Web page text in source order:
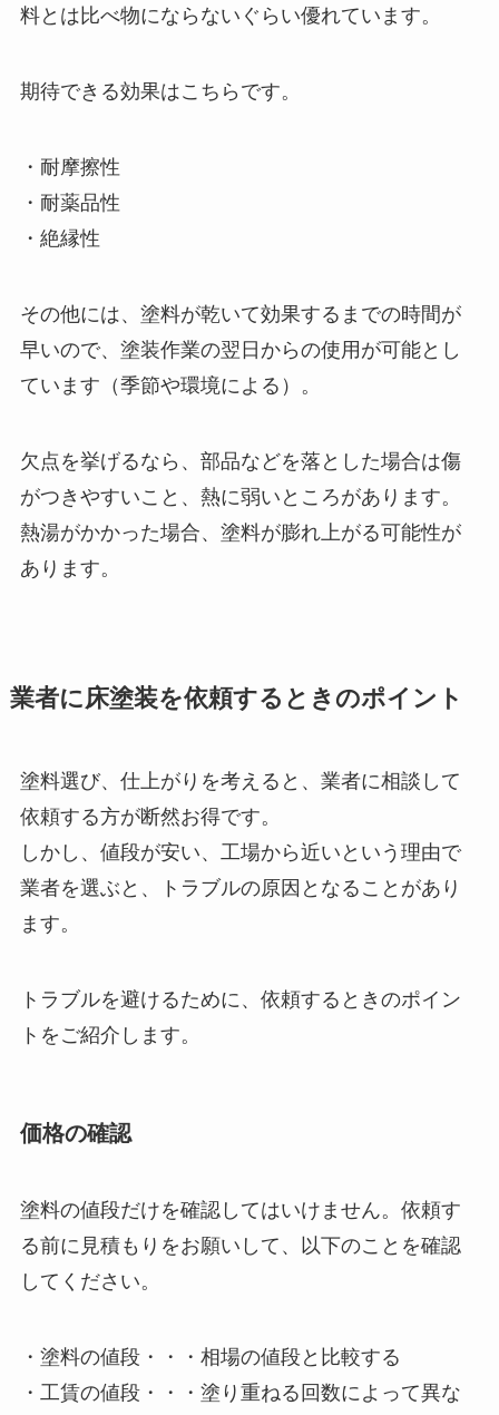
料とは比べ物にならないぐらい優れています。
期待できる効果はこちらです。
・耐摩擦性
・耐薬品性
・絶縁性
その他には、塗料が乾いて効果するまでの時間が
早いので、塗装作業の翌日からの使用が可能とし
ています（季節や環境による）。
欠点を挙げるなら、部品などを落とした場合は傷
がつきやすいこと、熱に弱いところがあります。
熱湯がかかった場合、塗料が膨れ上がる可能性が
あります。
業者に床塗装を依頼するときのポイント
塗料選び、仕上がりを考えると、業者に相談して
依頼する方が断然お得です。
しかし、値段が安い、工場から近いという理由で
業者を選ぶと、トラブルの原因となることがあり
ます。
トラブルを避けるために、依頼するときのポイン
トをご紹介します。
価格の確認
塗料の値段だけを確認してはいけません。依頼す
る前に見積もりをお願いして、以下のことを確認
してください。
・塗料の値段・・・相場の値段と比較する
・工賃の値段・・・塗り重ねる回数によって異な